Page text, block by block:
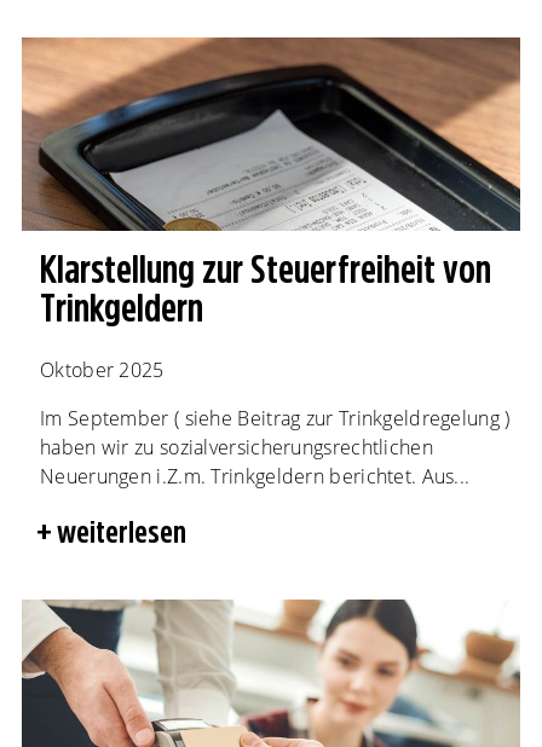
Klarstellung zur Steuerfreiheit von
Trinkgeldern
Oktober 2025
Im September ( siehe Beitrag zur Trinkgeldregelung )
haben wir zu sozialversicherungsrechtlichen
Neuerungen i.Z.m. Trinkgeldern berichtet. Aus...
weiterlesen